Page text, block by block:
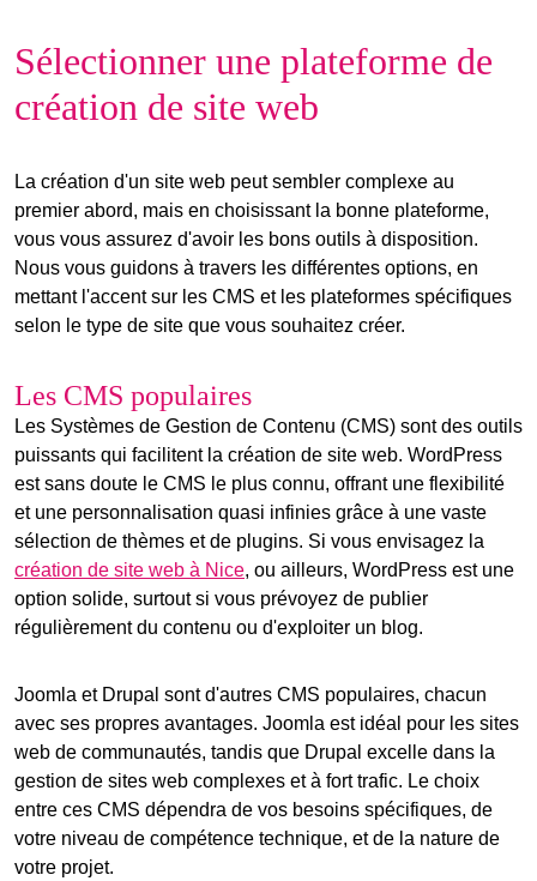
Sélectionner une plateforme de
création de site web
La création d'un site web peut sembler complexe au
premier abord, mais en choisissant la bonne plateforme,
vous vous assurez d'avoir les bons outils à disposition.
Nous vous guidons à travers les différentes options, en
mettant l'accent sur les CMS et les plateformes spécifiques
selon le type de site que vous souhaitez créer.
Les CMS populaires
Les Systèmes de Gestion de Contenu (CMS) sont des outils
puissants qui facilitent la création de site web. WordPress
est sans doute le CMS le plus connu, offrant une flexibilité
et une personnalisation quasi infinies grâce à une vaste
sélection de thèmes et de plugins. Si vous envisagez la
création de site web à Nice, ou ailleurs, WordPress est une
option solide, surtout si vous prévoyez de publier
régulièrement du contenu ou d'exploiter un blog.
Joomla et Drupal sont d'autres CMS populaires, chacun
avec ses propres avantages. Joomla est idéal pour les sites
web de communautés, tandis que Drupal excelle dans la
gestion de sites web complexes et à fort trafic. Le choix
entre ces CMS dépendra de vos besoins spécifiques, de
votre niveau de compétence technique, et de la nature de
votre projet.